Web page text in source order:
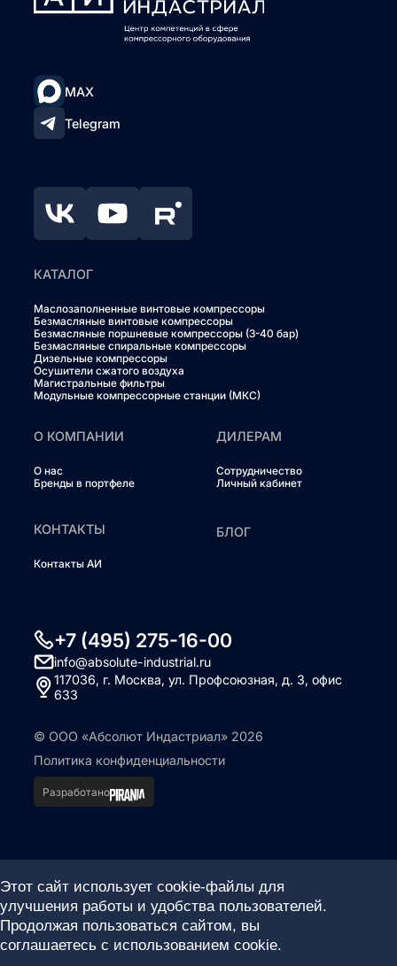
MAX
Telegram
КАТАЛОГ
Маслозаполненные винтовые компрессоры
Безмасляные винтовые компрессоры
Безмасляные поршневые компрессоры (3-40 бар)
Безмасляные спиральные компрессоры
Дизельные компрессоры
Осушители сжатого воздуха
Магистральные фильтры
Модульные компрессорные станции (МКС)
О КОМПАНИИ
О нас
Бренды в портфеле
ДИЛЕРАМ
Сотрудничество
Личный кабинет
КОНТАКТЫ
Контакты АИ
БЛОГ
+7 (495) 275-16-00
info@absolute-industrial.ru
117036, г. Москва, ул. Профсоюзная, д. 3, офис
633
© ООО «Абсолют Индастриал» 2026
Политика конфиденциальности
Разработано
Этот сайт использует cookie-файлы для
улучшения работы и удобства пользователей.
Продолжая пользоваться сайтом, вы
соглашаетесь с использованием cookie.